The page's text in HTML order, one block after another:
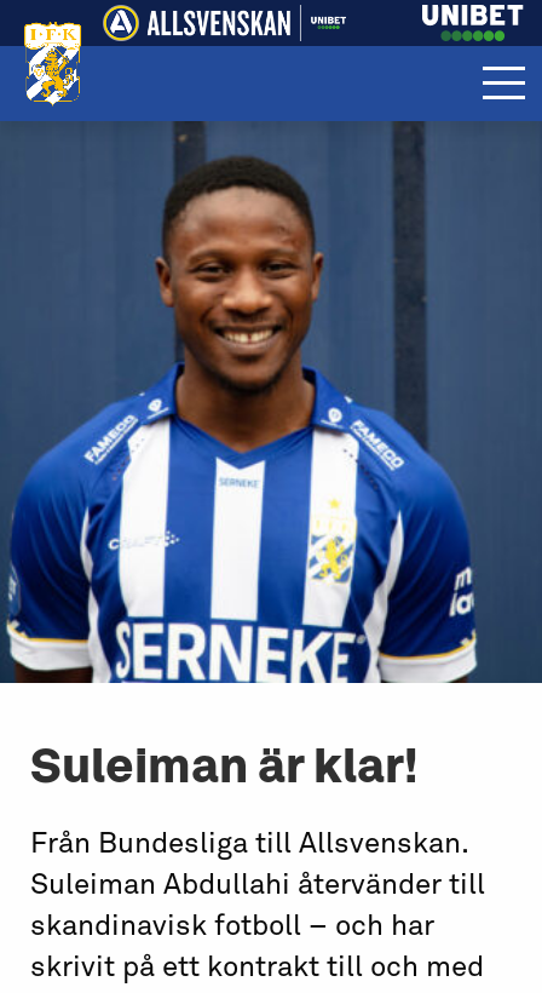
Suleiman är klar!
Från Bundesliga till Allsvenskan.
Suleiman Abdullahi återvänder till
skandinavisk fotboll – och har
skrivit på ett kontrakt till och med